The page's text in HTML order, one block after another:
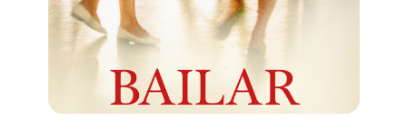
Who we are
Do you want to work with us?
elrow News